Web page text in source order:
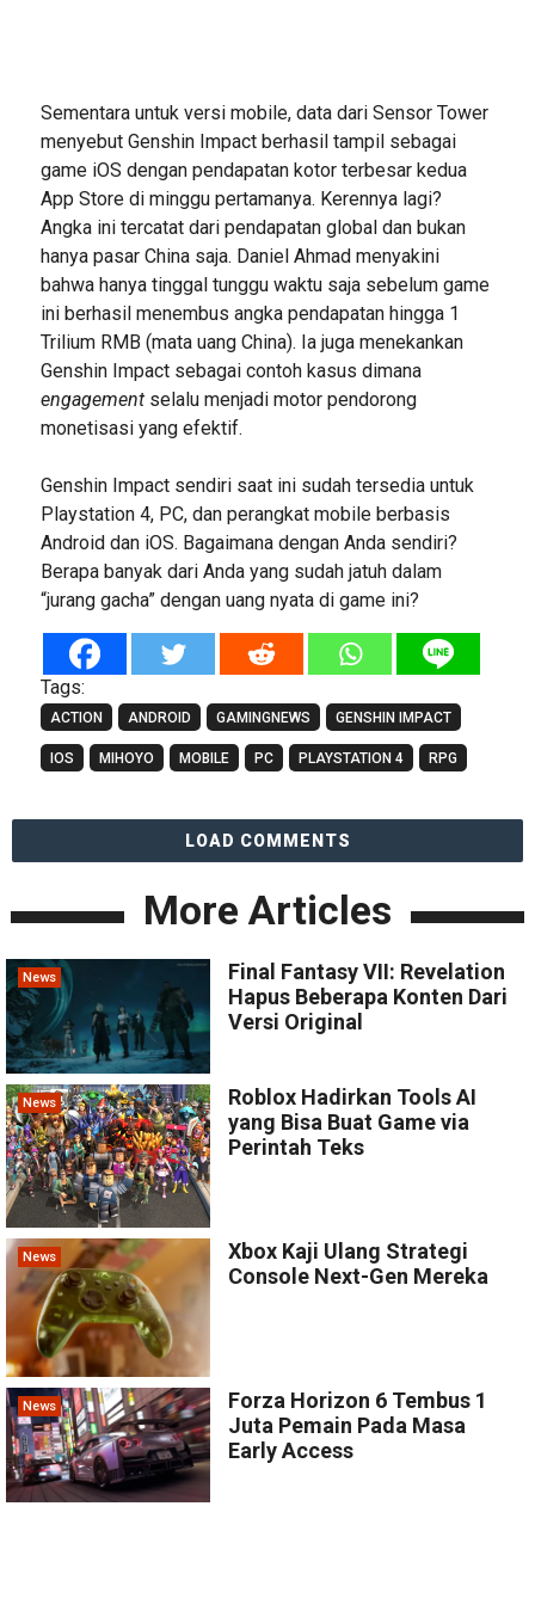
Sementara untuk versi mobile, data dari Sensor Tower
menyebut Genshin Impact berhasil tampil sebagai
game iOS dengan pendapatan kotor terbesar kedua
App Store di minggu pertamanya. Kerennya lagi?
Angka ini tercatat dari pendapatan global dan bukan
hanya pasar China saja. Daniel Ahmad menyakini
bahwa hanya tinggal tunggu waktu saja sebelum game
ini berhasil menembus angka pendapatan hingga 1
Trilium RMB (mata uang China). Ia juga menekankan
Genshin Impact sebagai contoh kasus dimana
engagementselalu menjadi motor pendorong
monetisasi yang efektif.
Genshin Impact sendiri saat ini sudah tersedia untuk
Playstation 4, PC, dan perangkat mobile berbasis
Android dan iOS. Bagaimana dengan Anda sendiri?
Berapa banyak dari Anda yang sudah jatuh dalam
“jurang gacha” dengan uang nyata di game ini?
Tags:
ACTION ANDROID GAMINGNEWS GENSHIN IMPACT
IOS MIHOYO MOBILE PC PLAYSTATION 4 RPG
LOAD COMMENTS
More Articles
News
Final Fantasy VII: Revelation
Hapus Beberapa Konten Dari
Versi Original
News
Roblox Hadirkan Tools AI
yang Bisa Buat Game via
Perintah Teks
News
Xbox Kaji Ulang Strategi
Console Next-Gen Mereka
News
Forza Horizon 6 Tembus 1
Juta Pemain Pada Masa
Early Access